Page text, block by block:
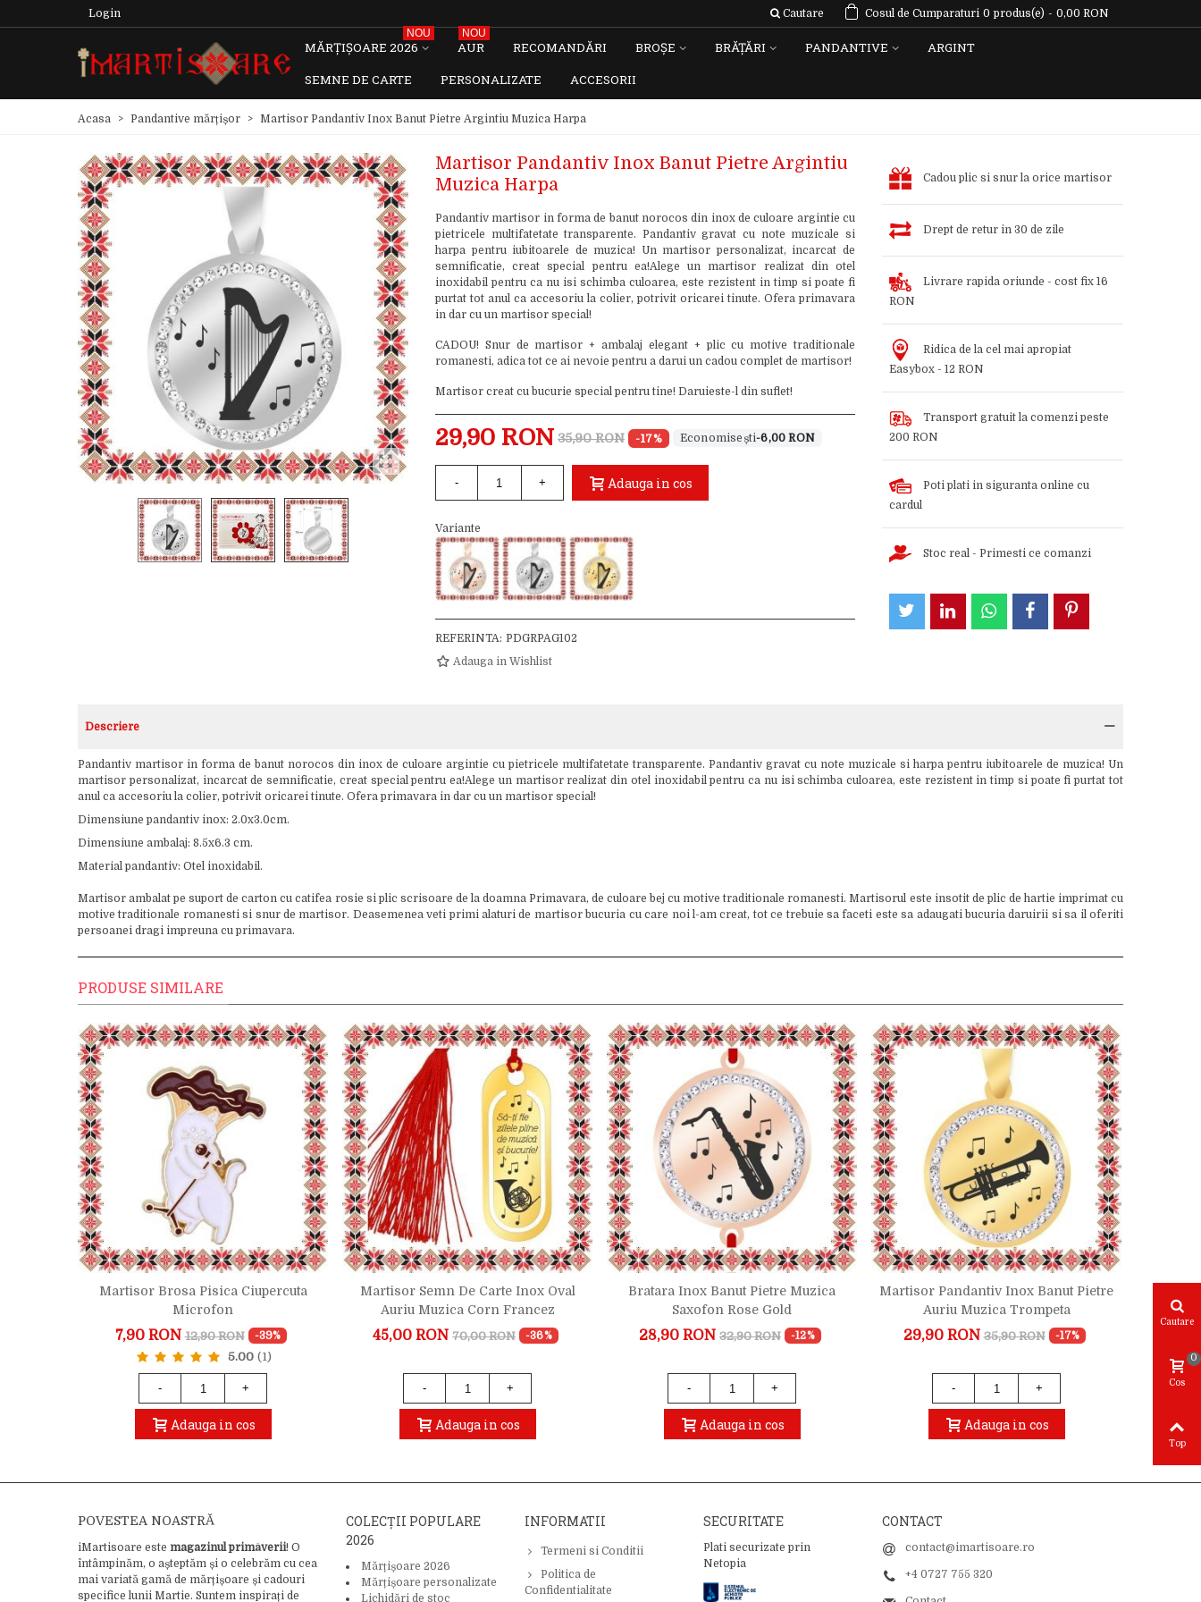
Login Cautare Cosul de Cumparaturi 0 produs(e) - 0,00 RON
MĂRȚIȘOARE 2026
NOU
AUR
NOU
RECOMANDĂRI BROȘE BRĂȚĂRI PANDANTIVE
ARGINT
SEMNE DE CARTE
PERSONALIZATE ACCESORII
Acasa > Pandantive mărțișor > Martisor Pandantiv Inox Banut Pietre Argintiu Muzica Harpa
Martisor Pandantiv Inox Banut Pietre Argintiu
Muzica Harpa
Pandantiv martisor in forma de banut norocos din inox de culoare argintie cu
pietricele multifatetate transparente. Pandantiv gravat cu note muzicale si
harpa pentru iubitoarele de muzica! Un martisor personalizat, incarcat de
semnificatie, creat special pentru ea!Alege un martisor realizat din otel
inoxidabil pentru ca nu isi schimba culoarea, este rezistent in timp si poate fi
purtat tot anul ca accesoriu la colier, potrivit oricarei tinute. Ofera primavara
in dar cu un martisor special!
CADOU! Snur de martisor + ambalaj elegant + plic cu motive traditionale
romanesti, adica tot ce ai nevoie pentru a darui un cadou complet de martisor!
Martisor creat cu bucurie special pentru tine! Daruieste-l din suflet!
29,90 RON 35,90 RON -17% -6,00 RON
- + Adauga in cos
Variante
REFERINTA: PDGRPAG102
Adauga in Wishlist
Cadou plic si snur la orice martisor
Drept de retur in 30 de zile
Livrare rapida oriunde - cost fix 16
RON
Ridica de la cel mai apropiat
Easybox - 12 RON
Transport gratuit la comenzi peste
200 RON
Poti plati in siguranta online cu
cardul
Stoc real - Primesti ce comanzi
Descriere
Pandantiv martisor in forma de banut norocos din inox de culoare argintie cu pietricele multifatetate transparente. Pandantiv gravat cu note muzicale si harpa pentru iubitoarele de muzica! Un
martisor personalizat, incarcat de semnificatie, creat special pentru ea!Alege un martisor realizat din otel inoxidabil pentru ca nu isi schimba culoarea, este rezistent in timp si poate fi purtat tot
anul ca accesoriu la colier, potrivit oricarei tinute. Ofera primavara in dar cu un martisor special!
Dimensiune pandantiv inox: 2.0x3.0cm.
Dimensiune ambalaj: 8.5x6.3 cm.
Material pandantiv: Otel inoxidabil.
Martisor ambalat pe suport de carton cu catifea rosie si plic scrisoare de la doamna Primavara, de culoare bej cu motive traditionale romanesti. Martisorul este insotit de plic de hartie imprimat cu
motive traditionale romanesti si snur de martisor. Deasemenea veti primi alaturi de martisor bucuria cu care noi l-am creat, tot ce trebuie sa faceti este sa adaugati bucuria daruirii si sa il oferiti
persoanei dragi impreuna cu primavara.
PRODUSE SIMILARE
Martisor Brosa Pisica Ciupercuta
Microfon
7,90 RON 12,90 RON -39%
5.00 (1)
- +
Adauga in cos
Martisor Semn De Carte Inox Oval
Auriu Muzica Corn Francez
45,00 RON 70,00 RON -36%
- +
Adauga in cos
Bratara Inox Banut Pietre Muzica
Saxofon Rose Gold
28,90 RON 32,90 RON -12%
- +
Adauga in cos
Martisor Pandantiv Inox Banut Pietre
Auriu Muzica Trompeta
29,90 RON 35,90 RON -17%
- +
Adauga in cos
POVESTEA NOASTRĂ
iMartisoare este magazinul primăverii! O
întâmpinăm, o așteptăm și o celebrăm cu cea
mai variată gamă de mărțișoare și cadouri
specifice lunii Martie. Suntem inspirați de
COLECȚII POPULARE
2026
Mărțișoare 2026
Mărțișoare personalizate
Lichidări de stoc
INFORMATII
Termeni si Conditii
Politica de
Confidentialitate
SECURITATE
Plati securizate prin
Netopia
CONTACT
contact@imartisoare.ro
+4 0727 755 320
Cautare
Cos
0
Top